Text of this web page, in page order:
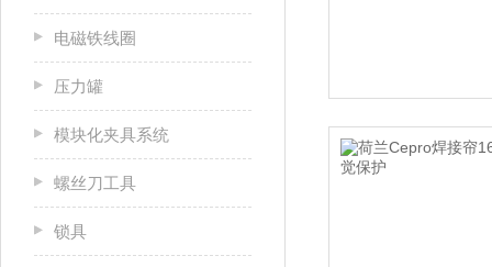
电磁铁线圈
压力罐
模块化夹具系统
螺丝刀工具
锁具